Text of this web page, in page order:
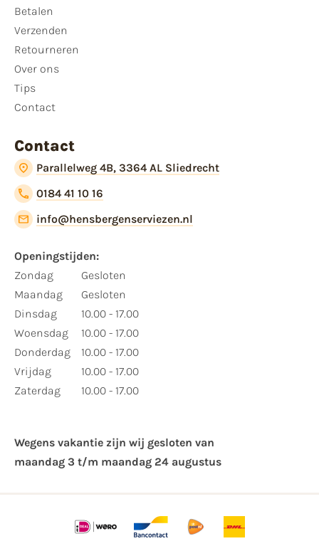
Betalen
Verzenden
Retourneren
Over ons
Tips
Contact
Contact
Parallelweg 4B, 3364 AL Sliedrecht
0184 41 10 16
info@hensbergenserviezen.nl
Openingstijden:
Zondag
Maandag
Dinsdag
Woensdag
Donderdag
Vrijdag
Zaterdag
Gesloten
Gesloten
10.00 - 17.00
10.00 - 17.00
10.00 - 17.00
10.00 - 17.00
10.00 - 17.00
Wegens vakantie zijn wij gesloten van ​
maandag 3 t/m maandag 24 augustus